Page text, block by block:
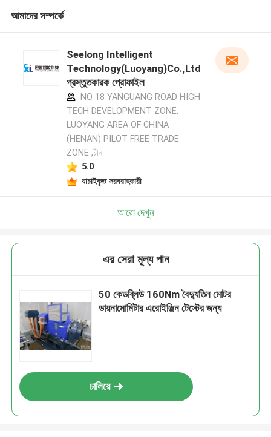
আমাদের সম্পর্কে
Seelong Intelligent
Technology(Luoyang)Co.,Ltd
প্রস্তুতকারক প্রোফাইল
NO 18 YANGUANG ROAD HIGH
TECH DEVELOPMENT ZONE,
LUOYANG AREA OF CHINA
(HENAN) PILOT FREE TRADE
ZONE ,চীন
5.0
যাচাইকৃত সরবরাহকারী
আরো দেখুন
এর সেরা মূল্য পান
50 কেডব্লিউ 160Nm বৈদ্যুতিন মোটর
ডায়নামোমিটার এরোইঞ্জিন টেস্টের জন্য
চালিয়ে